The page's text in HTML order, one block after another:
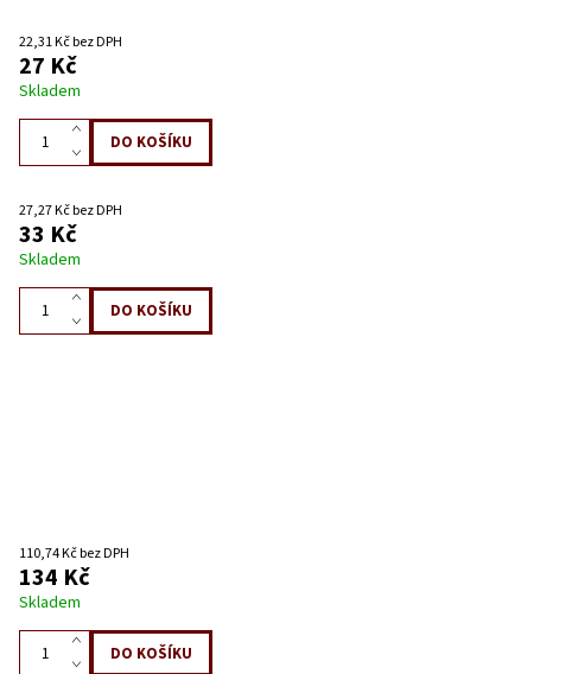
22,31 Kč bez DPH
27 Kč
Skladem
27,27 Kč bez DPH
33 Kč
Skladem
110,74 Kč bez DPH
134 Kč
Skladem